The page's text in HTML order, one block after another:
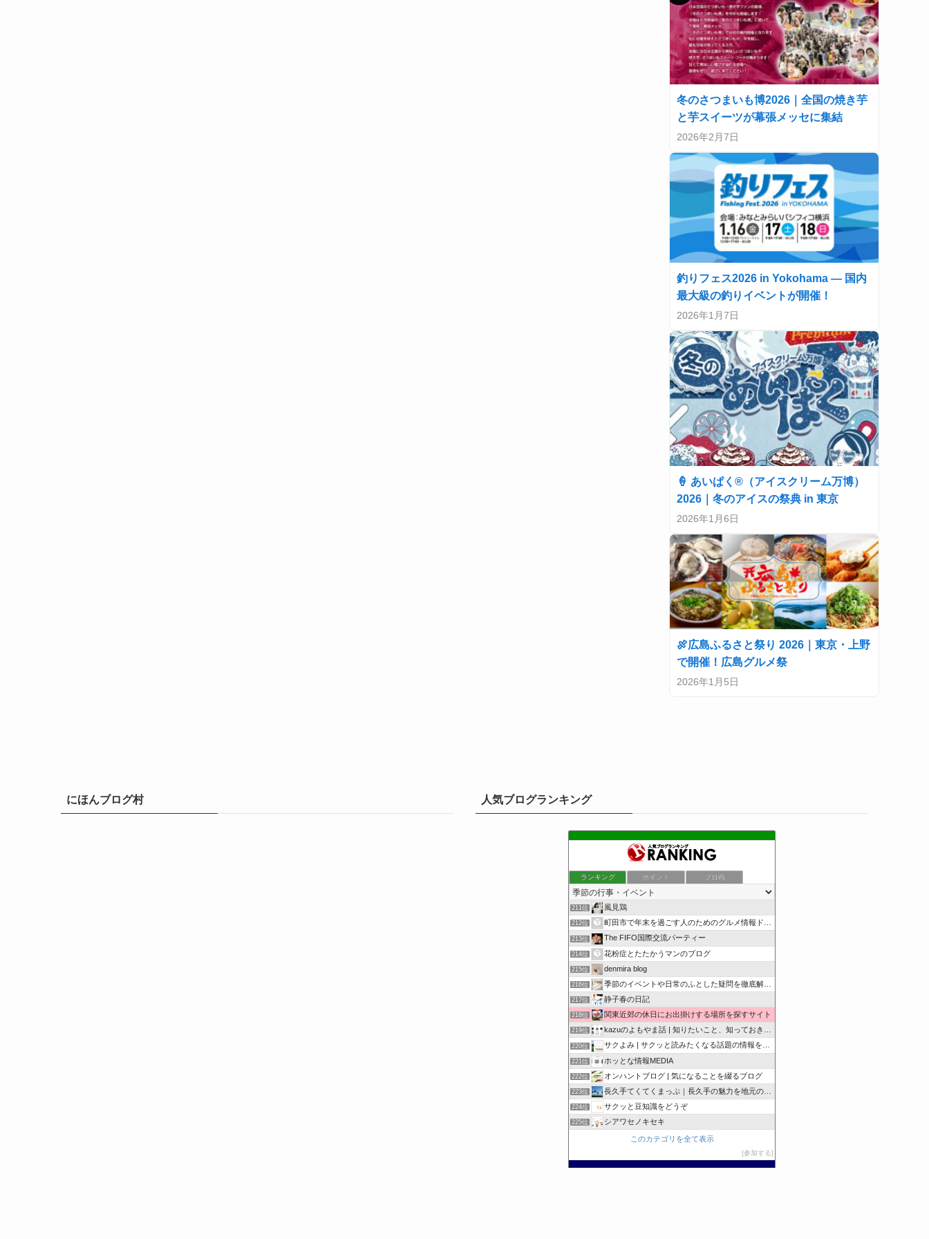
冬のさつまいも博2026｜全国の焼き芋
と芋スイーツが幕張メッセに集結
2026年2月7日
釣りフェス2026 in Yokohama — 国内
最大級の釣りイベントが開催！
2026年1月7日
🍦 あいぱく®（アイスクリーム万博）
2026｜冬のアイスの祭典 in 東京
2026年1月6日
🍖広島ふるさと祭り 2026｜東京・上野
で開催！広島グルメ祭
2026年1月5日
にほんブログ村 人気ブログランキング
ランキング ポイント ブロ画
211位 風見鶏
212位 町田市で年末を過ごす人のためのグルメ情報ドットコム
213位 The FIFO国際交流パーティー
214位 花粉症とたたかうマンのブログ
215位 denmira blog
216位 季節のイベントや日常のふとした疑問を徹底解説！
217位 静子春の日記
218位 関東近郊の休日にお出掛けする場所を探すサイト
219位 kazuのよもやま話 | 知りたいこと、知っておきたいこと…
220位 サクよみ | サクッと読みたくなる話題の情報を随時発信！
221位 ホッとな情報MEDIA
222位 オンハントブログ | 気になることを綴るブログ
223位 長久手てくてくまっぷ｜長久手の魅力を地元の人と訪れる人に
224位 サクッと豆知識をどうぞ
225位 シアワセノキセキ
このカテゴリを全て表示
参加する